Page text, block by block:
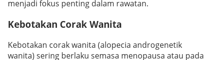
menjadi fokus penting dalam rawatan.
Kebotakan Corak Wanita
Kebotakan corak wanita (alopecia androgenetik
wanita) sering berlaku semasa menopausa atau pada